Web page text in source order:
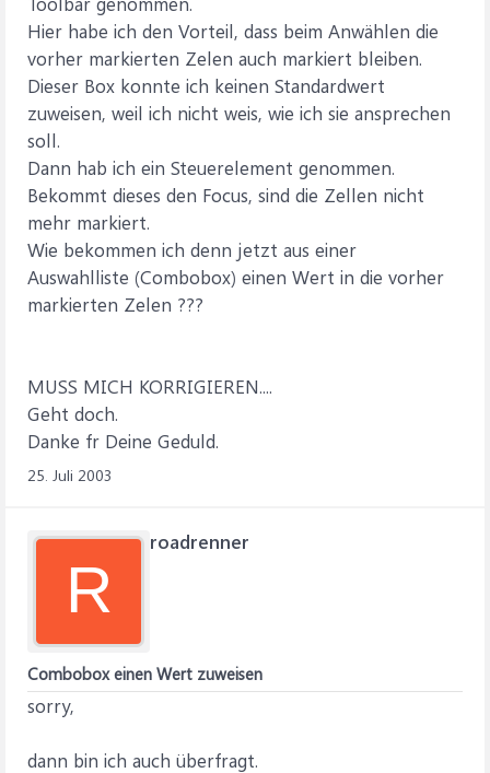
Hier habe ich den Vorteil, dass beim Anwählen die
vorher markierten Zelen auch markiert bleiben.
Dieser Box konnte ich keinen Standardwert
zuweisen, weil ich nicht weis, wie ich sie ansprechen
soll.
Dann hab ich ein Steuerelement genommen.
Bekommt dieses den Focus, sind die Zellen nicht
mehr markiert.
Wie bekommen ich denn jetzt aus einer
Auswahlliste (Combobox) einen Wert in die vorher
markierten Zelen ???
MUSS MICH KORRIGIEREN....
Geht doch.
Danke fr Deine Geduld.
25. Juli 2003
R
roadrenner
Combobox einen Wert zuweisen
sorry,
dann bin ich auch überfragt.